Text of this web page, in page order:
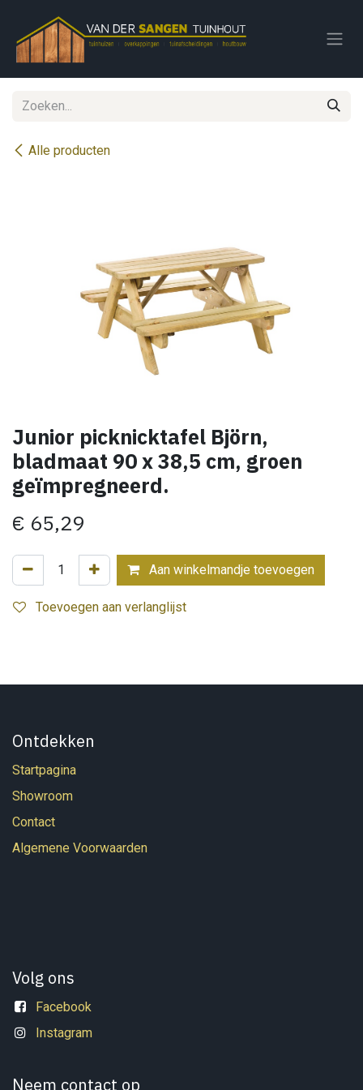
Alle producten
Junior picknicktafel Björn,
bladmaat 90 x 38,5 cm, groen
geïmpregneerd.
€ 65,29
Aan winkelmandje toevoegen
Toevoegen aan verlanglijst
Ontdekken
Startpagina
Showroom
Contact
Algemene Voorwaarden
Volg ons
Facebook
Instagram
Neem contact op